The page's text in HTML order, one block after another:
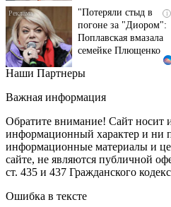
"Потеряли стыд в
погоне за "Диором":
Поплавская вмазала
семейке Плющенко
Публичный удар
это настоящий вызов
i
Ролик из Омска: вы
будете смеяться долго
Наши Партнеры
Важная информация
Обратите внимание! Сайт носит
информационный характер и ни
информационные материалы и
сайте, не являются публичной
ст. 435 и 437 Гражданского
Ошибка в тексте